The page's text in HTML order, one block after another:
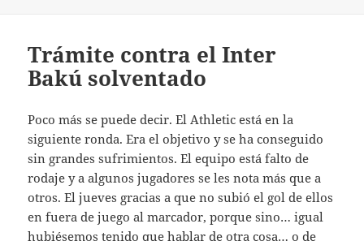
Trámite contra el Inter
Bakú solventado
Poco más se puede decir. El Athletic está en la
siguiente ronda. Era el objetivo y se ha conseguido
sin grandes sufrimientos. El equipo está falto de
rodaje y a algunos jugadores se les nota más que a
otros. El jueves gracias a que no subió el gol de ellos
en fuera de juego al marcador, porque sino… igual
hubiésemos tenido que hablar de otra cosa… o de